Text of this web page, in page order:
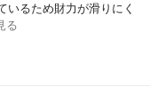
いるため財力が滑りにく
る